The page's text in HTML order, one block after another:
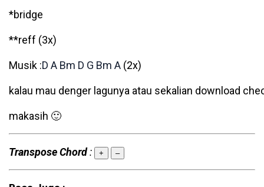
*bridge
**reff (3x)
Musik :D A Bm D G Bm A (2x)
kalau mau denger lagunya atau sekalian download
makasih 🙂
Transpose Chord: + –